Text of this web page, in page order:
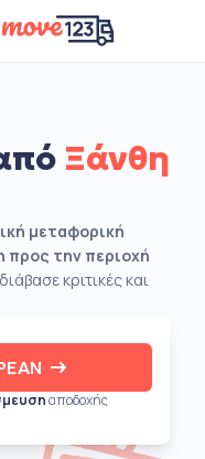
Ξάνθη
μεταφορική
προς την περιοχή
κριτικές και
αποδοχής